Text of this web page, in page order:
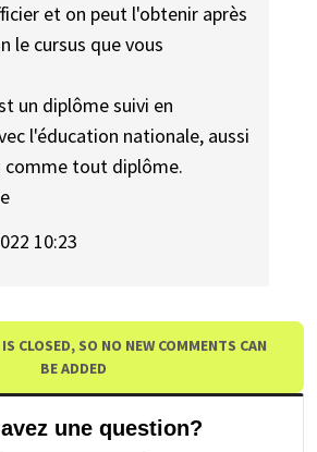
et on peut l'obtenir après
le cursus que vous
un diplôme suivi en
l'éducation nationale, aussi
comme tout diplôme.
10:23
CLOSED, SO NO NEW COMMENTS CAN
BE ADDED
une question?